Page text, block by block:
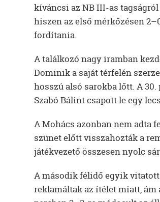
kíváncsi az NB III-as
hiszen az első mérkőzésen
fordítania.
A találkozó nagy iramban
Dominik a saját térfelén
hosszú alsó sarokba lőtt. A
Szabó Bálint csapott le egy
A Mohács azonban nem adta
szünet előtt visszahozták a
játékvezető összesen nyolc
A második félidő egyik
reklamáltak az ítélet miatt, ám